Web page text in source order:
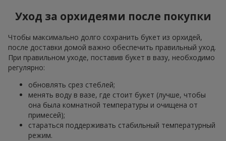
Уход за орхидеями после покупки
Чтобы максимально долго сохранить букет из орхидей,
после доставки домой важно обеспечить правильный уход.
При правильном уходе, поставив букет в вазу, необходимо
регулярно:
обновлять срез стеблей;
менять воду в вазе, где стоит букет (лучше, чтобы
она была комнатной температуры и очищена от
примесей);
стараться поддерживать стабильный температурный
режим.